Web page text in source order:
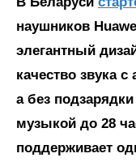
наушников
элегантный
качество звука
а без
музыкой до 28
поддерживает